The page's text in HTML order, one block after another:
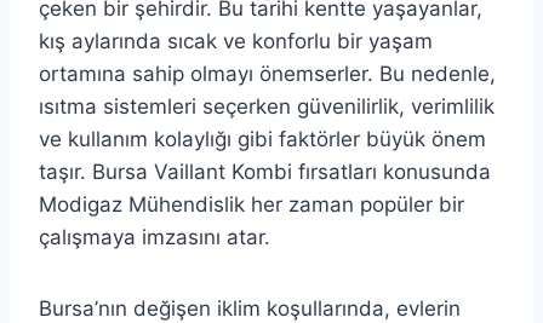
çeken bir şehirdir. Bu tarihi kentte yaşayanlar,
kış aylarında sıcak ve konforlu bir yaşam
ortamına sahip olmayı önemserler. Bu nedenle,
ısıtma sistemleri seçerken güvenilirlik, verimlilik
ve kullanım kolaylığı gibi faktörler büyük önem
taşır. Bursa Vaillant Kombi fırsatları konusunda
Modigaz Mühendislik her zaman popüler bir
çalışmaya imzasını atar.
Bursa’nın değişen iklim koşullarında, evlerin